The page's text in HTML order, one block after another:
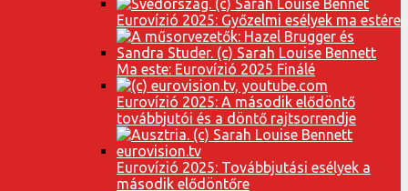
Eurovízió 2025: Győzelmi esélyek ma estére
Ma este: Eurovízió 2025 Finálé
Eurovízió 2025: A második elődöntő
továbbjutói és a döntő rajtsorrendje
Eurovízió 2025: Továbbjutási esélyek a
második elődöntőre